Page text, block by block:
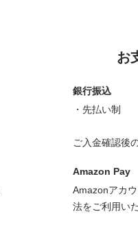
お
銀行振込
・先払い制
ご入金確認後
Amazon Pay
Amazonアカ
法をご利用い